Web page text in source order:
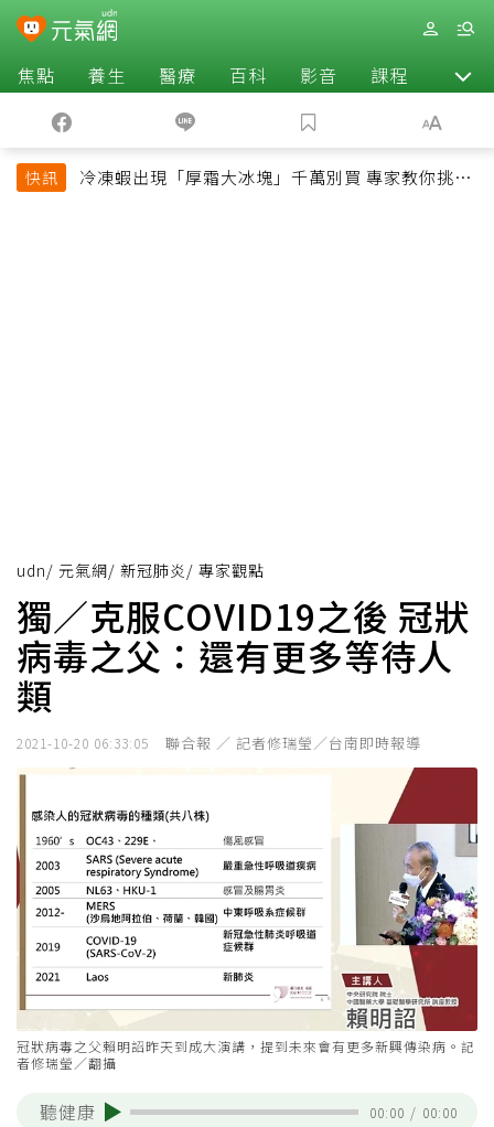
焦點 養生 醫療 百科 影音 課程 退休
快訊
冷凍蝦出現「厚霜大冰塊」千萬別買 專家教你挑出
udn/ 元氣網/ 新冠肺炎 / 專家觀點
獨／克服COVID19之後 冠狀
病毒之父：還有更多等待人
類
2021-10-20 06:33:05 聯合報 ／ 記者修瑞瑩／台南即時報導
冠狀病毒之父賴明詔昨天到成大演講，提到未來會有更多新興傳染病。記
者修瑞瑩／翻攝
聽健康 00:00 / 00:00